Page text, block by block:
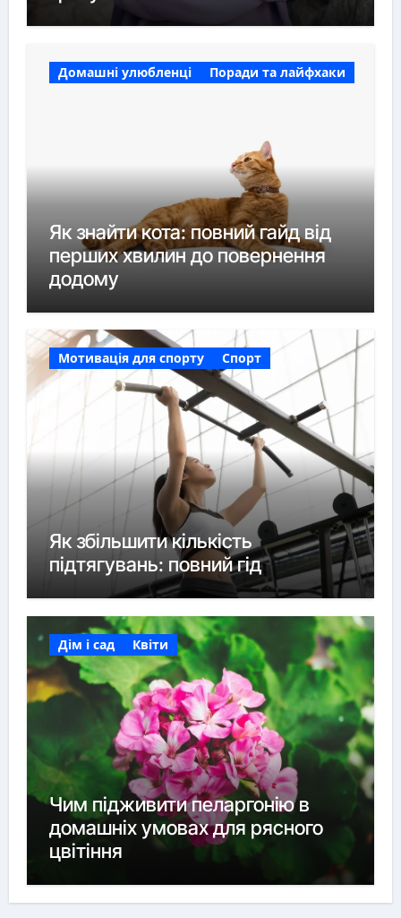
Домашні улюбленці Поради та лайфхаки
Як знайти кота: повний гайд від
перших хвилин до повернення
додому
Мотивація для спорту Спорт
Як збільшити кількість
підтягувань: повний гід
Дім і сад Квіти
Чим підживити пеларгонію в
домашніх умовах для рясного
цвітіння